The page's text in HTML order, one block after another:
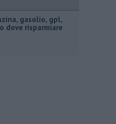
gasolio, gpl,
dove risparmiare